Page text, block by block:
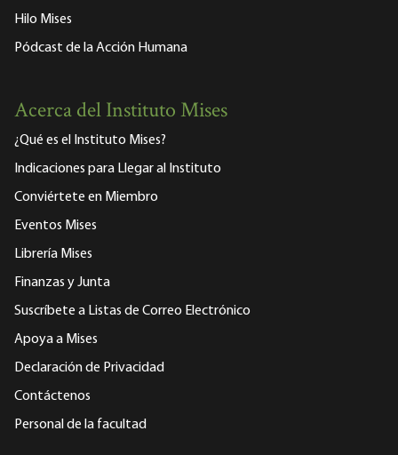
Hilo Mises
Pódcast de la Acción Humana
Acerca del Instituto Mises
¿Qué es el Instituto Mises?
Indicaciones para Llegar al Instituto
Conviértete en Miembro
Eventos Mises
Librería Mises
Finanzas y Junta
Suscríbete a Listas de Correo Electrónico
Apoya a Mises
Declaración de Privacidad
Contáctenos
Personal de la facultad